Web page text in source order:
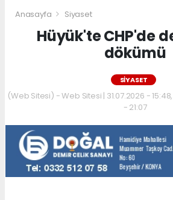
Anasayfa Siyaset
Hüyük'te CHP'de
dökümü
SIYASET
(Web Sitesi) - Web Sitesi | 31.07.2026 -
- 21:07